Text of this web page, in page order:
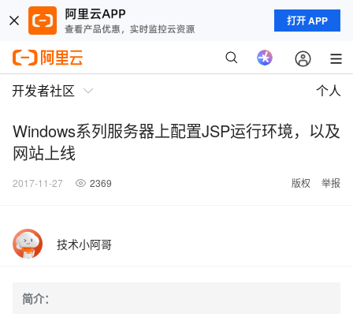
打开 APP
开发者社区 个人
Windows系列服务器上配置JSP运行环境，以及
网站上线
2017-11-27 2369 版权 举报
技术小阿哥
简介：